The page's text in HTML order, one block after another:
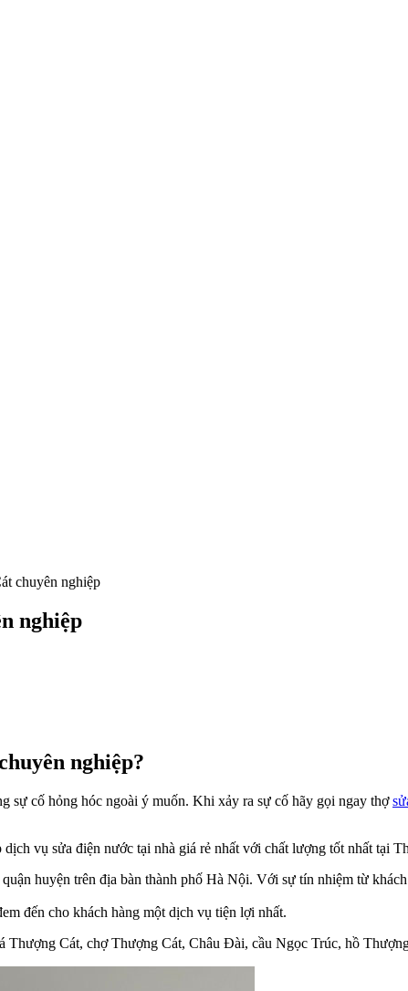
chuyên nghiệp
nghiệp
nghiệp?
sự cố hỏng hóc ngoài ý muốn. Khi xảy ra sự cố hãy gọi ngay thợ
vụ sửa điện nước tại nhà giá rẻ nhất với chất lượng tốt nhất tại
huyện trên địa bàn thành phố Hà Nội. Với sự tín nhiệm từ
đến cho khách hàng một dịch vụ tiện lợi nhất.
Thượng Cát, chợ Thượng Cát, Châu Đài, cầu Ngọc Trúc, hồ